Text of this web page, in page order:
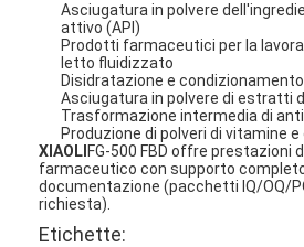
Casa
Prodotti
Chi siamo
Fatory Tour
Asciugatura in polvere
attivo (API)
Prodotti farmaceutici per la
letto fluidizzato
Disidratazione e
Asciugatura in polvere di estratti
Trasformazione intermedia di
Produzione di polveri di vitamine
XIAOLI FG-500 FBD offre prestazioni
farmaceutico con supporto
documentazione (pacchetti IQ/OQ/
richiesta).
Etichette: